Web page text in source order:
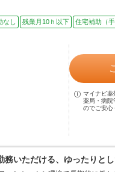
なし 残業月10ｈ以下 住宅補助（
マイナビ薬
薬局・病院
のでご安心
いただける、ゆったりとし